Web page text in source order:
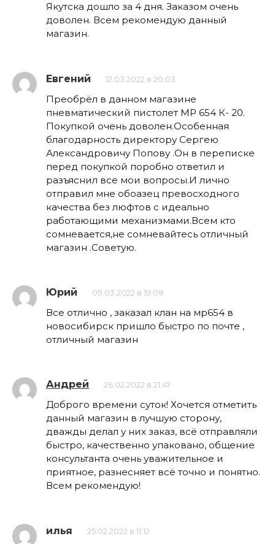
Якутска дошло за 4 дня. Заказом очень
доволен. Всем рекомендую данный
магазин.
Евгений 12.03.2022 в 20:03
Преобрёл в данном магазине
пневматический пистолет МР 654 К- 20.
Покупкой очень доволен.Особенная
благодарность директору Сергею
Александровичу Попову .Он в переписке
перед покупкой поробно ответил и
разъяснил все мои вопросы.И лично
отправил мне обоазец превосходного
качества без люфтов с идеально
работающими механизмами.Всем кто
сомневается,не сомневайтесь отличный
магазин .Советую.
Юрий 09.03.2022 в 19:08
Все отлично , заказал клан на мр654 в
новосибирск пришло быстро по почте ,
отличный магазин
Андрей 26.02.2022 в 21:47
Доброго времени суток! Хочется отметить
данный магазин в лучшую сторону,
дважды делал у них заказ, всё отправляли
быстро, качественно упаковано, общение
консультанта очень уважительное и
приятное, разнесняет всё точно и понятно.
Всем рекомендую!
илья 25.02.2022 в 11:12